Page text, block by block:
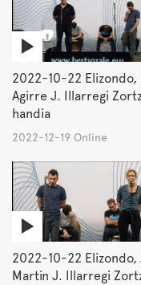
2022-10-22 Elizondo,
Agirre J. Illarregi
handia
2022-12-19 Online
2022-10-22 Elizondo,
Martin J. Illarregi